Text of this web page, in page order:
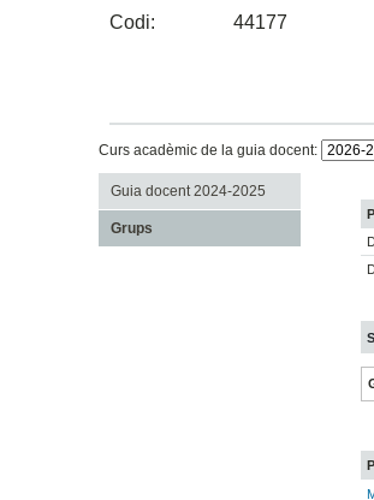
Codi:
44177
Curs acadèmic de la guia docent:
Guia docent 2024-2025
Grups